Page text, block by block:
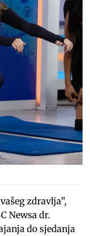
zdravlja”,
Newsa dr.
do sjedanja